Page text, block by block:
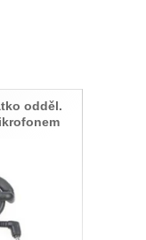
odděl.